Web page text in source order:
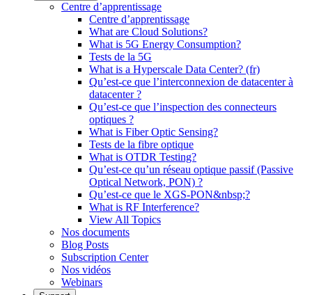
Centre d’apprentissage
Centre d’apprentissage
What are Cloud Solutions?
What is 5G Energy Consumption?
Tests de la 5G
What is a Hyperscale Data Center? (fr)
Qu’est-ce que l’interconnexion de datacenter à
datacenter ?
Qu’est-ce que l’inspection des connecteurs
optiques ?
What is Fiber Optic Sensing?
Tests de la fibre optique
What is OTDR Testing?
Qu’est-ce qu’un réseau optique passif (Passive
Optical Network, PON) ?
Qu’est-ce que le XGS-PON&nbsp;?
What is RF Interference?
View All Topics
Nos documents
Blog Posts
Subscription Center
Nos vidéos
Webinars